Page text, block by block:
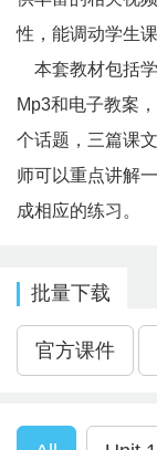
性，能调动学生
本套教材包括
Mp3和电子教案
个话题，三篇课
师可以重点讲解
成相应的练习。
批量下载